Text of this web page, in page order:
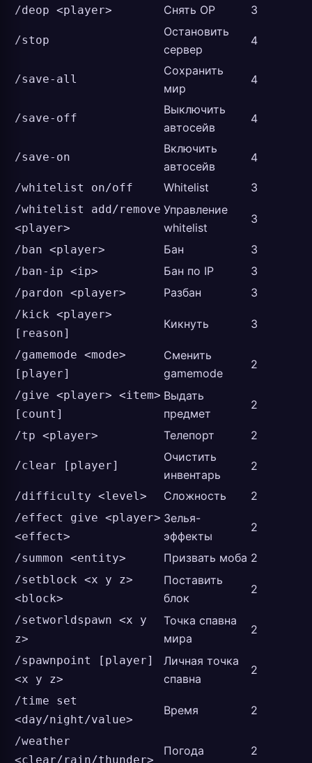
/deop <player> Снять OP 3
/stop
Остановить
сервер
4
/save-all
Сохранить
мир
4
/save-off
Выключить
автосейв
4
/save-on
Включить
автосейв
4
/whitelist on/off Whitelist 3
/whitelist add/remove
<player>
Управление
whitelist
3
/ban <player> Бан 3
/ban-ip <ip> Бан по IP 3
/pardon <player> Разбан 3
/kick <player>
[reason]
Кикнуть 3
/gamemode <mode>
[player]
Сменить
gamemode
2
/give <player> <item>
[count]
Выдать
предмет
2
/tp <player> Телепорт 2
/clear [player]
Очистить
инвентарь
2
/difficulty <level> Сложность 2
/effect give <player>
<effect>
Зелья-
эффекты
2
/summon <entity> Призвать моба 2
/setblock <x y z>
<block>
Поставить
блок
2
/setworldspawn <x y
z>
Точка спавна
мира
2
/spawnpoint [player]
<x y z>
Личная точка
спавна
2
/time set
<day/night/value>
Время 2
/weather
<clear/rain/thunder>
Погода 2